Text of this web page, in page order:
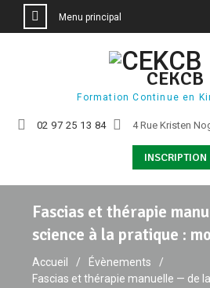
Menu principal
CEKCB
Formation Continue en
02 97 25 13 84 4 Rue Kristen
INSCRIPTION
Fascias et thérapie
science à la pratique :
Accueil
Évènements
Fascias et thérapie manuelle — de